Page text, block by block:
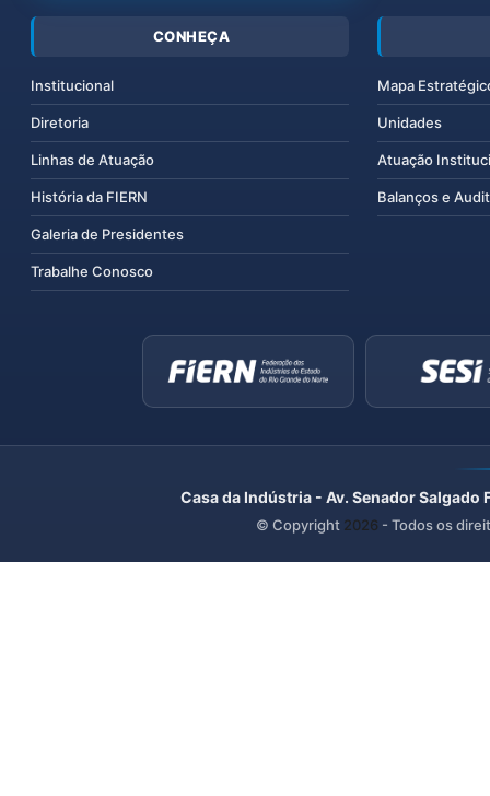
CONHEÇA
Institucional
Diretoria
Linhas de Atuação
História da FIERN
Galeria de Presidentes
Trabalhe Conosco
Mapa
Unidades
Atuação
Balanços e
Casa da Indústria - Av. Senador
© Copyright 2026 - Todos os